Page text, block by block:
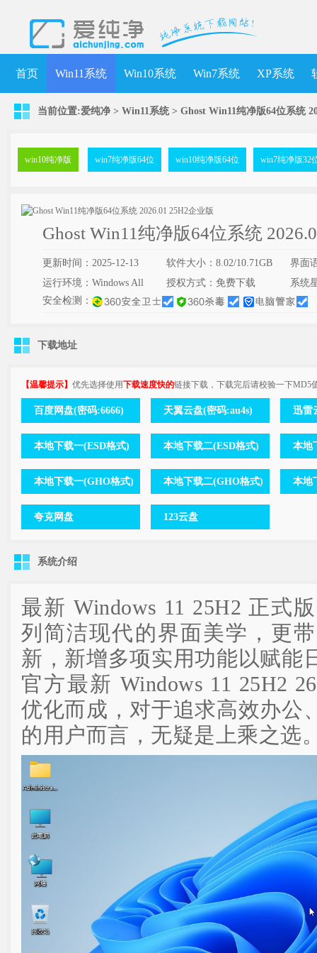
首页 Win11系统 Win10系统 Win7系统 XP系统
当前位置:爱纯净 > Win11系统> Ghost Win11纯净版64位系统
win10纯净版 win7纯净版64位 win10纯净版64位 win7纯净版32
Ghost Win11纯净版64位系统
更新时间：2025-12-13 软件大小：8.02/10.71GB
界面
运行环境：Windows All
授权方式：免费下载
系统
安全检测：
下载地址
【温馨提示】 优先选择使用下载速度快的链接下载，下载完后请校验一下MD5
百度网盘(密码:6666) 天翼云盘(密码:au4s) 迅雷
本地下载一(ESD格式) 本地下载二(ESD格式) 本地
本地下载一(GHO格式) 本地下载二(GHO格式) 本地
夸克网盘 123云盘
系统介绍
最新 Windows 11 25H2 正式
列简洁现代的界面美学，更
新，新增多项实用功能以赋能
官方最新 Windows 11 25H2
优化而成，对于追求高效办公
的用户而言，无疑是上乘之选